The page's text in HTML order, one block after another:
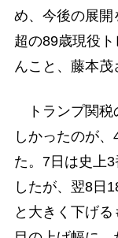
め、今後の展開
超の89歳現役
んこと、藤本茂
トランプ関税
しかったのが
た。7日は史上
したが、翌8日
と大きく下げ